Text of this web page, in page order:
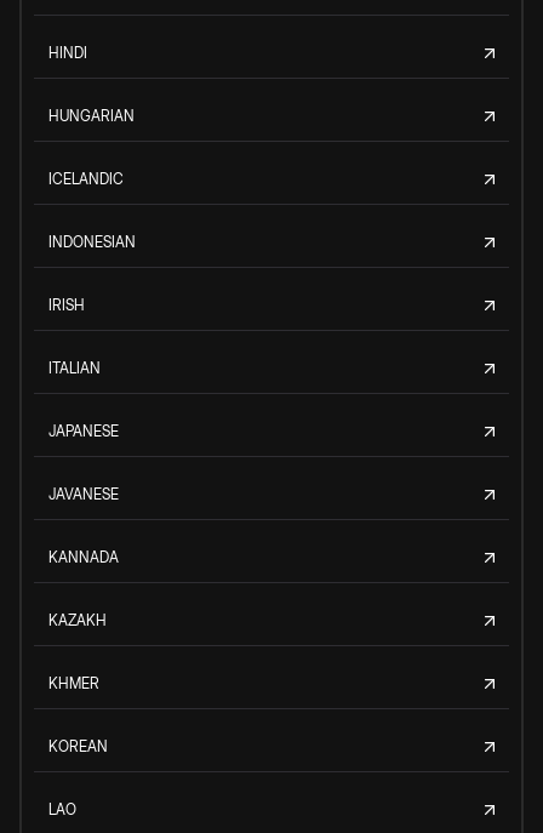
HINDI
HUNGARIAN
ICELANDIC
INDONESIAN
IRISH
ITALIAN
JAPANESE
JAVANESE
KANNADA
KAZAKH
KHMER
KOREAN
LAO